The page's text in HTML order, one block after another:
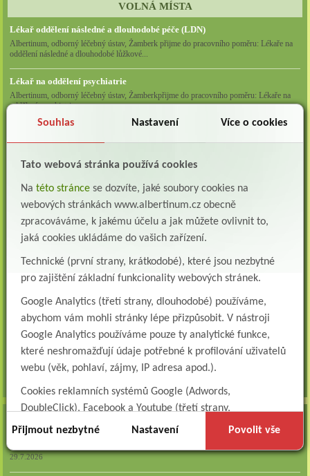
VOLNÁ MÍSTA
Lékař oddělení následné a dlouhodobé péče (LDN)
Albertinum, odborný léčebný ústav, Žamberk přijme do pracovního poměru: Lékaře na
oddělení následné a dlouhodobé lůžkové...
Lékař na oddělení psychiatrie
Albertinum, odborný léčebný ústav, Žamberkpřijme do pracovního poměru: Lékaře na
oddělení psychiatrie ...
Všeobecná/praktická sestra na LDN
Přidejte se k nám Do našeho týmu přijmeme všeobecnou nebo praktickou sestru na
lůžkové oddělení následné a dlouhodobé pé...
Všeobecná sestra na plicní oddělení
SESTRA na oddělení pneumologie a ftizeologiePr...
Albertinum, OLÚ, Žamberk přijme
KLINICKÉHO LOGOPEDA Nab...
Ergoterapeut/ka
Albertinum, odborný léčebný ústav, přijme do pracovního
poměru: ERGOTERAPEUTA, EGOTERAPEUTKU Požadujeme:odbornou způsobi...
všechna volná místa »
29.7.2026
Souhlas Nastavení Více o cookies
Tato webová stránka používá cookies
Na této stránce se dozvíte, jaké soubory cookies na
webových stránkách www.albertinum.cz obecně
zpracováváme, k jakému účelu a jak můžete ovlivnit to,
jaká cookies ukládáme do vašich zařízení.
Technické (první strany, krátkodobé), které jsou nezbytné
pro zajištění základní funkcionality webových stránek.
Google Analytics (třetí strany, dlouhodobé) používáme,
abychom vám mohli stránky lépe přizpůsobit. V nástroji
Google Analytics používáme pouze ty analytické funkce,
které neshromažďují údaje potřebné k profilování uživatelů
webu (věk, pohlaví, zájmy, IP adresa apod.).
Cookies reklamních systémů Google (Adwords,
DoubleClick), Facebook a Youtube (třetí strany,
dlouhodobé). Tyto
cookiesslouží k marketingovému
například prostřednictvím personalizované reklamy na
Přijmout nezbytné Nastavení Povolit vše